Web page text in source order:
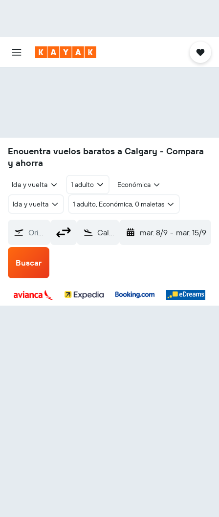
Encuentra vuelos baratos a Calgary - Compara
y ahorra
Ida y vuelta 1 adulto Económica
Ida y vuelta 1 adulto, Económica, 0 maletas
Origen Calgary (YYC) mar. 8/9 - mar. 15/9
Buscar